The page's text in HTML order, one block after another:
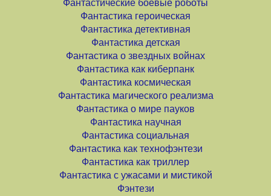
Фантастические боевые роботы
Фантастика героическая
Фантастика детективная
Фантастика детская
Фантастика о звездных войнах
Фантастика как киберпанк
Фантастика космическая
Фантастика магического реализма
Фантастика о мире пауков
Фантастика научная
Фантастика социальная
Фантастика как технофэнтези
Фантастика как триллер
Фантастика с ужасами и мистикой
Фэнтези